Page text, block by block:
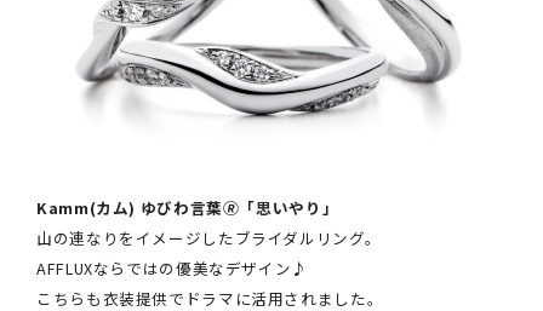
Kamm(カム) ゆびわ言葉🄬「思いやり」
山の連なりをイメージしたブライダルリング。
AFFLUXならではの優美なデザイン♪
こちらも衣装提供でドラマに活用されました。